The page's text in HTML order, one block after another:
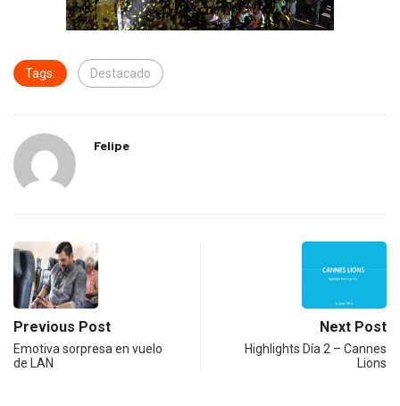
Tags: Destacado
Felipe
Previous Post
Emotiva sorpresa en vuelo
de LAN
Next Post
Highlights Día 2 – Cannes
Lions